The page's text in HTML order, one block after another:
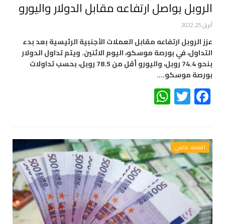
الروبل يواصل ارتفاعه مقابل الدولار واليورو
أبريل 25, 2022
عزز الروبل ارتفاعه مقابل العملات الأجنبية الرئيسية بعد بدء
التداول، في بورصة موسكو، اليوم الاثنين. ويتم تداول الدولار
بنحو 74.4 روبل، واليورو أقل من 78.5 روبل، بحسب تداولات
بورصة موسكو.…
Facebook
Twitter
اقتصاد عالمي